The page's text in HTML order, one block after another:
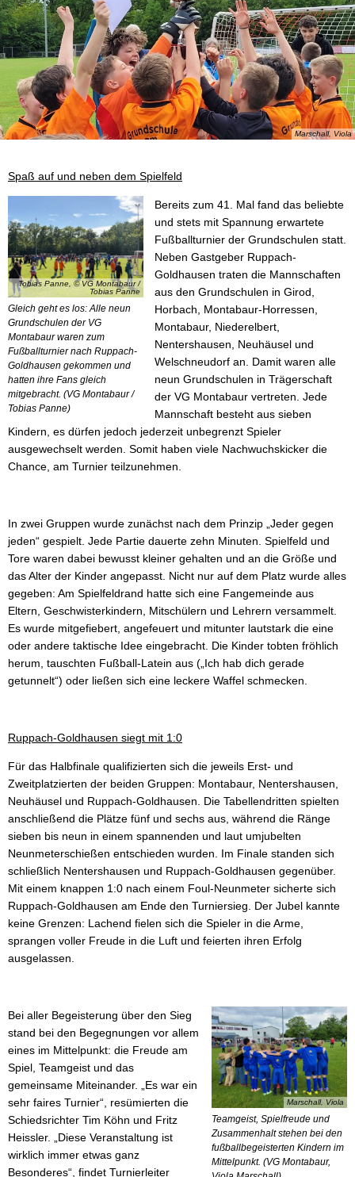
Marschall, Viola
Spaß auf und neben dem Spielfeld
Tobias Panne, © VG Montabaur /
Tobias Panne
Gleich geht es los: Alle neun
Grundschulen der VG
Montabaur waren zum
Fußballturnier nach Ruppach-
Goldhausen gekommen und
hatten ihre Fans gleich
mitgebracht. (VG Montabaur /
Tobias Panne)
Bereits zum 41. Mal fand das beliebte
und stets mit Spannung erwartete
Fußballturnier der Grundschulen statt.
Neben Gastgeber Ruppach-
Goldhausen traten die Mannschaften
aus den Grundschulen in Girod,
Horbach, Montabaur-Horressen,
Montabaur, Niederelbert,
Nentershausen, Neuhäusel und
Welschneudorf an. Damit waren alle
neun Grundschulen in Trägerschaft
der VG Montabaur vertreten. Jede
Mannschaft besteht aus sieben
Kindern, es dürfen jedoch jederzeit unbegrenzt Spieler
ausgewechselt werden. Somit haben viele Nachwuchskicker die
Chance, am Turnier teilzunehmen.
In zwei Gruppen wurde zunächst nach dem Prinzip „Jeder gegen
jeden“ gespielt. Jede Partie dauerte zehn Minuten. Spielfeld und
Tore waren dabei bewusst kleiner gehalten und an die Größe und
das Alter der Kinder angepasst. Nicht nur auf dem Platz wurde alles
gegeben: Am Spielfeldrand hatte sich eine Fangemeinde aus
Eltern, Geschwisterkindern, Mitschülern und Lehrern versammelt.
Es wurde mitgefiebert, angefeuert und mitunter lautstark die eine
oder andere taktische Idee eingebracht. Die Kinder tobten fröhlich
herum, tauschten Fußball-Latein aus („Ich hab dich gerade
getunnelt“) oder ließen sich eine leckere Waffel schmecken.
Ruppach-Goldhausen siegt mit 1:0
Für das Halbfinale qualifizierten sich die jeweils Erst- und
Zweitplatzierten der beiden Gruppen: Montabaur, Nentershausen,
Neuhäusel und Ruppach-Goldhausen. Die Tabellendritten spielten
anschließend die Plätze fünf und sechs aus, während die Ränge
sieben bis neun in einem spannenden und laut umjubelten
Neunmeterschießen entschieden wurden. Im Finale standen sich
schließlich Nentershausen und Ruppach-Goldhausen gegenüber.
Mit einem knappen 1:0 nach einem Foul-Neunmeter sicherte sich
Ruppach-Goldhausen am Ende den Turniersieg. Der Jubel kannte
keine Grenzen: Lachend fielen sich die Spieler in die Arme,
sprangen voller Freude in die Luft und feierten ihren Erfolg
ausgelassen.
Marschall, Viola
Teamgeist, Spielfreude und
Zusammenhalt stehen bei den
fußballbegeisterten Kindern im
Mittelpunkt. (VG Montabaur,
Bei aller Begeisterung über den Sieg
stand bei den Begegnungen vor allem
eines im Mittelpunkt: die Freude am
Spiel, Teamgeist und das
gemeinsame Miteinander. „Es war ein
sehr faires Turnier“, resümierten die
Schiedsrichter Tim Köhn und Fritz
Heissler. „Diese Veranstaltung ist
wirklich immer etwas ganz
Besonderes“, findet Turnierleiter